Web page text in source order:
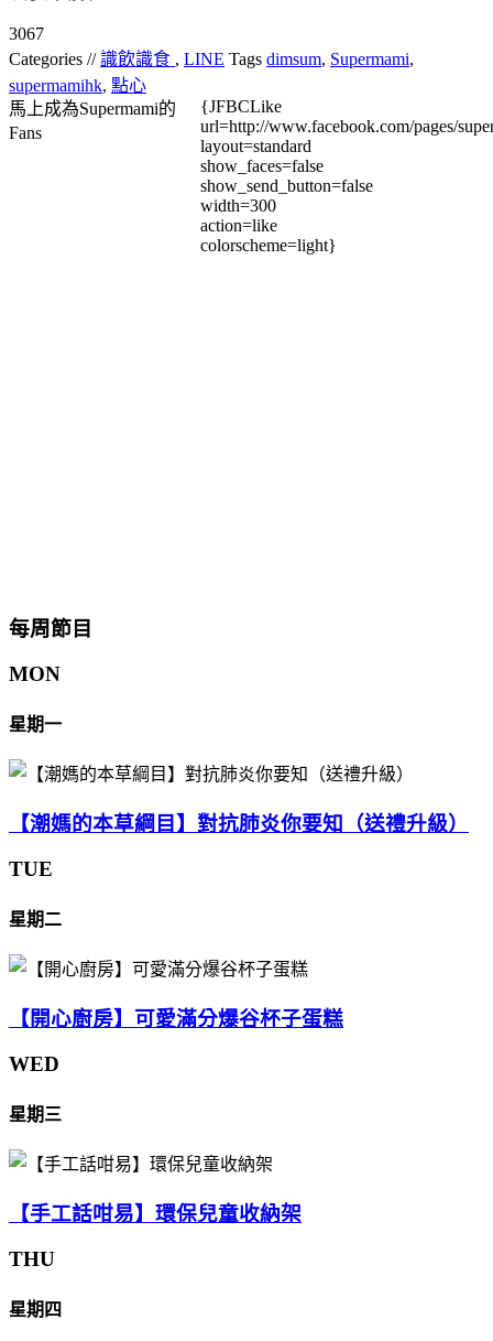
3067
Categories //識飲識食 , LINE Tags dimsum, Supermami,
supermamihk, 點心
馬上成為Supermami的
Fans
{JFBCLike
url=http://www.facebook.com/pages/
layout=standard
show_faces=false
show_send_button=false
width=300
action=like
colorscheme=light}
每周節目
MON
星期一
【潮媽的本草綱目】對抗肺炎你要知（送禮升級）
TUE
星期二
【開心廚房】可愛滿分爆谷杯子蛋糕
WED
星期三
【手工話咁易】環保兒童收納架
THU
星期四